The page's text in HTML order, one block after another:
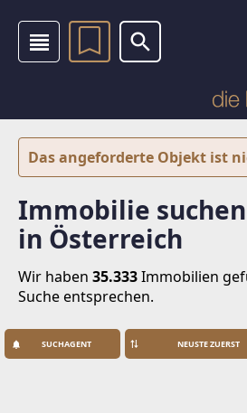
Das angeforderte Objekt ist
Immobilie
in Österreich
Wir haben 35.333Immobilien
Suche entsprechen.
SUCHAGENT